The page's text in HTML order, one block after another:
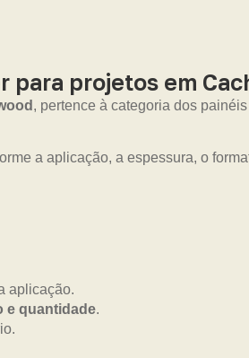
projetos em
, pertence à categoria dos
a aplicação, a espessura, o
aplicação.
e quantidade.